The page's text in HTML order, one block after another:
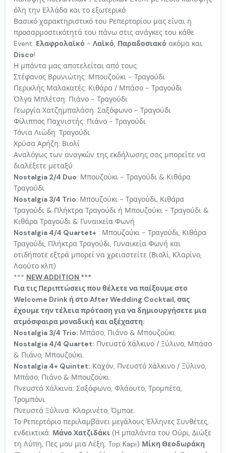
όλη την Ελλάδα και το εξωτερικό.
Βασικό χαρακτηριστικό του Ρεπερτορίου μας είναι η
προσαρμοστικότητά του πάνω στις ανάγκες του κάθε
Event: Ελαφρολαϊκό - Λαϊκό Παραδοσιακό ακόμα και
Disco!
Η μπάντα μας αποτελείται από τους:
Στέφανος Βρυνιώτης: Μπουζούκι - Τραγούδι
Περικλής Μαλακατές: Κιθάρα / Μπάσο - Τραγούδι
Όλγα Μπλέτση: Πιάνο - Τραγούδι
Γεωργία Χατζημπαλάση: Σαξόφωνο - Τραγούδι
Φίλιππος Παχνιστής: Πιάνο - Τραγούδι
Τόνια Λιώδη: Τραγούδι
Χρύσα Αρήζη: Βιολί
Αναλόγως των αναγκών της εκδήλωσης σας μπορείτε να
διαλέξετε μεταξύ:
Nostalgia 2/4 Duo: Μπουζούκι - Τραγούδι & Κιθάρα
Τραγούδι
Nostalgia 3/4 Trio: Μπουζούκι - Τραγούδι, Κιθάρα
Τραγούδι & Πλήκτρα Τραγούδι ή Μπουζούκι - Τραγούδι &
Κιθάρα Τραγούδι & Γυναικεία Φωνή
Nostalgia 4/4 Quartet+ : Μπουζούκι - Τραγούδι, Κιθάρα
Τραγούδι, Πλήκτρα Τραγούδι, Γυναικεία Φωνή και
οτιδήποτε εξτρά μπορεί να χρειαστείτε (Βιολί, Κλαρίνο,
Λαούτο κλπ)
*** NEW ΑDDITION ***
Για τις Περιπτώσεις που θέλετε να παίξουμε στο
Welcome Drink ή στο After Wedding Cocktail, σας
έχουμε την τέλεια πρόταση για να δημιουργήσετε μια
ατμόσφαιρα μοναδική και αξέχαστη:
Nostalgia 3/4 Trio: Μπάσο, Πιάνο & Μπουζούκι.
Nostalgia 4/4 Quartet: Πνευστό Χάλκινο / Ξύλινο, Μπάσο
& Πιάνο, Μπουζούκι.
Nostalgia 4+ Quintet: Καχόν, Πνευστό Χάλκινο / Ξύλινο,
Μπάσο, Πιάνο & Μπουζούκι.
Πνευστά Χάλκινα: Σαξόφωνο, Φλάουτο, Τρομπέτα,
Τρομπόνι.
Πνευστά Ξύλινα: Κλαρινέτο, Όμποε.
Το Ρεπερτόριο περιλαμβάνει μεγάλους Έλληνες Συνθέτες,
ενδεικτικά: Μάνο Χατζιδάκι (Η μπαλάντα του Ούρι, Διώξε
τη Λύπη, Πες μου μια Λέξη, Top Kapi) Μίκη Θεοδωράκη